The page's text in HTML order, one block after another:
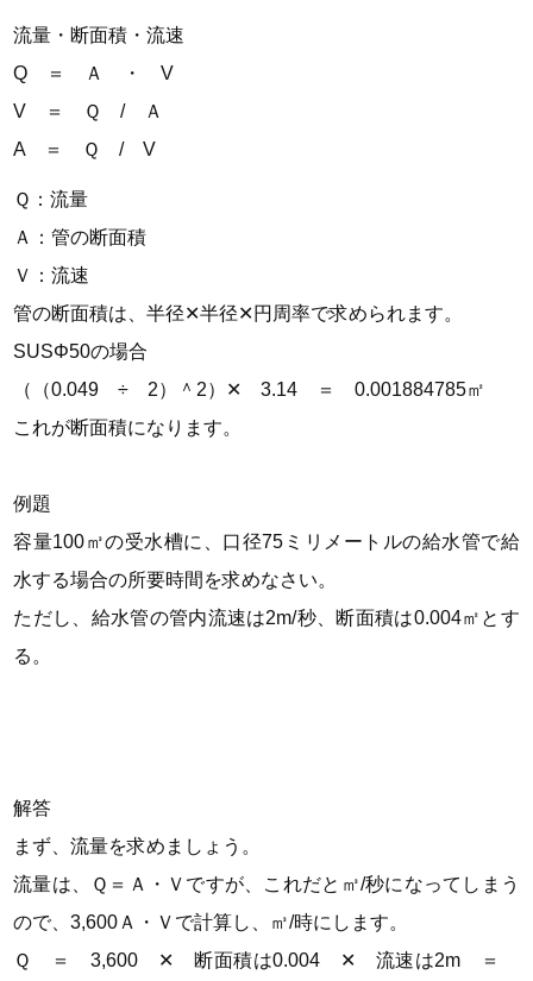
流量・断面積・流速
Q ＝ Ａ ・ V
V ＝ Ｑ / Ａ
A ＝ Ｑ / V
Ｑ：流量
Ａ：管の断面積
Ｖ：流速
管の断面積は、半径✕半径✕円周率で求められます。
SUSΦ50の場合
（（0.049 ÷ 2）＾2）✕ 3.14 ＝ 0.001884785㎡
これが断面積になります。
例題
容量100㎥の受水槽に、口径75ミリメートルの給水管で給
水する場合の所要時間を求めなさい。
ただし、給水管の管内流速は2m/秒、断面積は0.004㎡とす
る。
解答
まず、流量を求めましょう。
流量は、Ｑ＝Ａ・Ｖですが、これだと㎥/秒になってしまう
ので、3,600Ａ・Ｖで計算し、㎥/時にします。
Ｑ ＝ 3,600 ✕ 断面積は0.004 ✕ 流速は2m ＝